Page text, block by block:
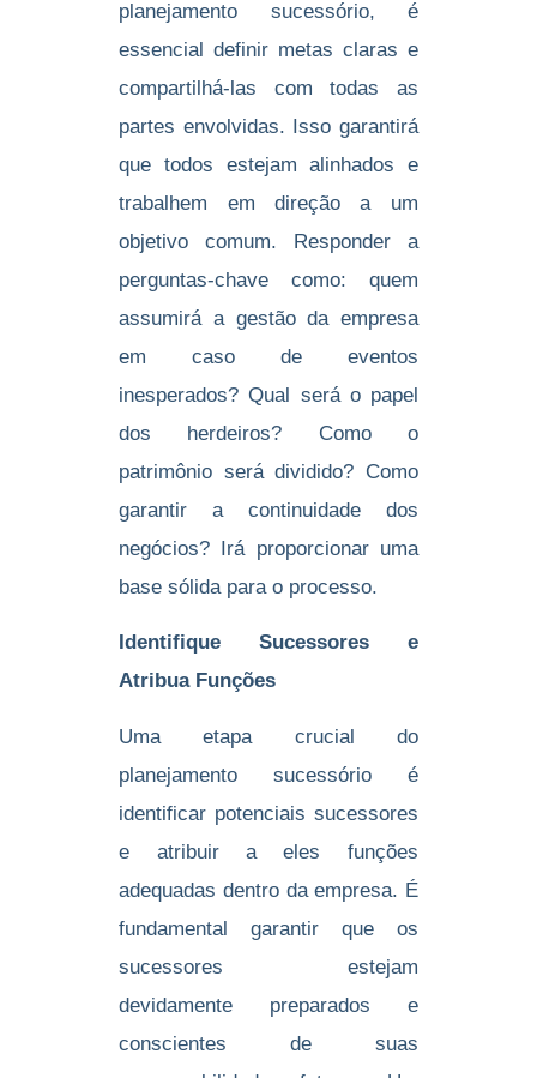
planejamento sucessório, é
essencial definir metas claras e
compartilhá-las com todas as
partes envolvidas. Isso garantirá
que todos estejam alinhados e
trabalhem em direção a um
objetivo comum. Responder a
perguntas-chave como: quem
assumirá a gestão da empresa
em caso de eventos
inesperados? Qual será o papel
dos herdeiros? Como o
patrimônio será dividido? Como
garantir a continuidade dos
negócios? Irá proporcionar uma
base sólida para o processo.
Identifique Sucessores e
Atribua Funções
Uma etapa crucial do
planejamento sucessório é
identificar potenciais sucessores
e atribuir a eles funções
adequadas dentro da empresa. É
fundamental garantir que os
sucessores estejam
devidamente preparados e
conscientes de suas